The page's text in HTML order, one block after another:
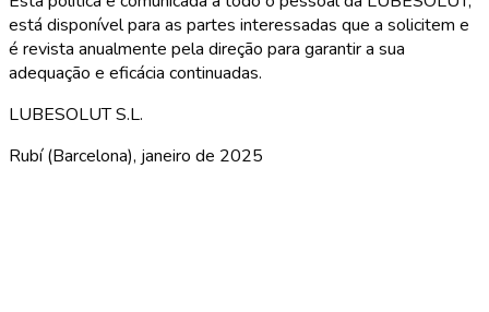
está disponível para as partes interessadas que a solicitem e
é revista anualmente pela direção para garantir a sua
adequação e eficácia continuadas.
LUBESOLUT S.L.
Rubí (Barcelona), janeiro de 2025